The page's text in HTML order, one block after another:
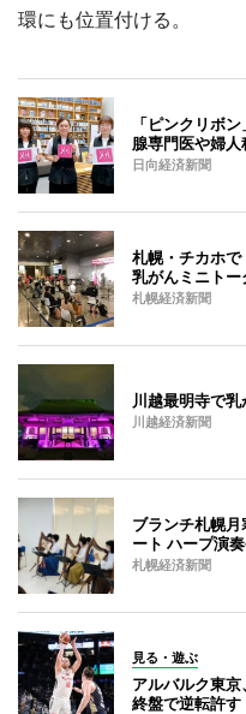
環にも位置付ける。
「ピンクリボ
腺専門医や婦
日向経済新聞
札幌・チカホで
乳がんミニト
札幌経済新聞
川越最明寺で
川越経済新聞
ブランチ札幌
ート ハープ演
札幌経済新聞
見る・遊ぶ
アルバルク東
終盤で逆転許す